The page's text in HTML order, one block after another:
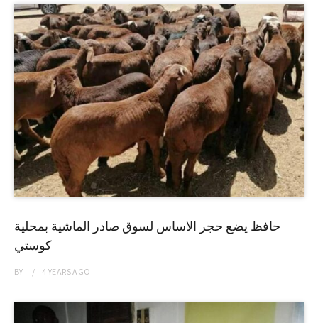
حافظ يضع حجر الاساس لسوق صادر الماشية بمحلية
كوستي
BY 4 YEARSAGO